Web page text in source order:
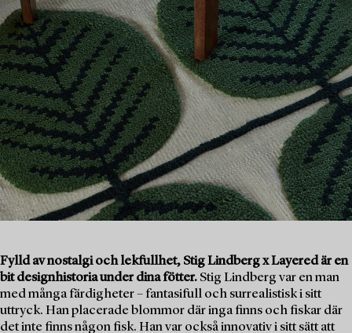
Fylld av nostalgi och lekfullhet, Stig Lindberg x Layered är en
bit designhistoria under dina fötter. Stig Lindberg var en man
med många färdigheter – fantasifull och surrealistisk i sitt
uttryck. Han placerade blommor där inga finns och fiskar där
det inte finns någon fisk. Han var också innovativ i sitt sätt att